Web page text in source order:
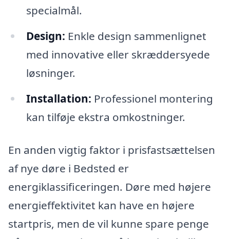
specialmål.
Design: Enkle design sammenlignet
med innovative eller skræddersyede
løsninger.
Installation: Professionel montering
kan tilføje ekstra omkostninger.
En anden vigtig faktor i prisfastsættelsen
af nye døre i Bedsted er
energiklassificeringen. Døre med højere
energieffektivitet kan have en højere
startpris, men de vil kunne spare penge